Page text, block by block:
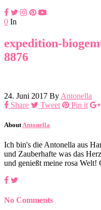
0 In
expedition-
8876
24. Juni 2017 By Antonella
Share
Tweet Pin it
About Antonella
Ich bin's die Antonella aus
und Zauberhafte was das
und genießt meine rosa Welt!
No Comments